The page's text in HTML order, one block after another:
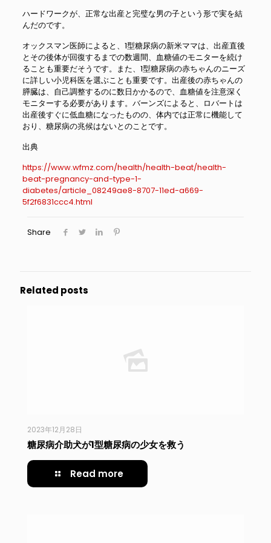
ハードワークが、正常な出産と完璧な男の子という形で実を結
んだのです。
オックスマン医師によると、1型糖尿病の新米ママは、出産直後
とその後体が回復するまでの数週間、血糖値のモニターを続け
ることも重要だそうです。また、1型糖尿病の赤ちゃんのニーズ
に詳しい小児科医を選ぶことも重要です。出産後の赤ちゃんの
膵臓は、自己調整するのに数日かかるので、血糖値を注意深く
モニターする必要があります。バーンズによると、ロバートは
出産後すぐに低血糖になったものの、体内では正常に機能して
おり、糖尿病の兆候はないとのことです。
出典
https://www.wfmz.com/health/health-beat/health-
beat-pregnancy-and-type-1-
diabetes/article_08249ae8-8707-11ed-a669-
5f2f6831ccc4.html
Share
Related posts
2023年12月28日
糖尿病介助犬が1型糖尿病の少女を救う
Read more